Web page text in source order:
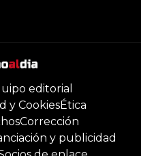
editorial
y CookiesÉtica
Corrección
y publicidad